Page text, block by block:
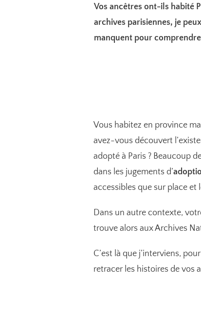
Vos ancêtres ont-ils habité
archives parisiennes, je
manquent pour
Vous habitez en province
avez-vous découvert
adopté à Paris ? Beaucoup
dans les jugements d’
accessibles que sur place
Dans un autre contexte,
trouve alors aux Archives
C’est là que j’interviens,
retracer les histoires de vos